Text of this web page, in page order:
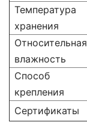
Температура
хранения
Относительная
влажность
Способ
крепления
Сертификаты